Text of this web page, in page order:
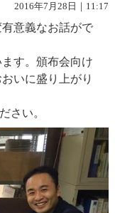
2016年7月28日｜11:17
意義なお話がで
す。頒布会向け
いに盛り上がり
さい。